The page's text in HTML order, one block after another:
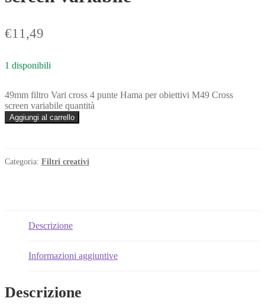
€11,49
1 disponibili
49mm filtro Vari cross 4 punte Hama per obiettivi M49 Cross
screen variabile quantità
Aggiungi al carrello
Categoria: Filtri creativi
Descrizione
Informazioni aggiuntive
Descrizione